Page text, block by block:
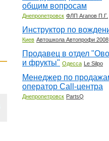
общим вопросам
Днепропетровск ФЛП Агапов П.Г.
Инструктор по
Киев Автошкола Автопрофи 2008
Продавец в отдел
и фрукты" Одесса Le Silpo
Менеджер по
оператор Call-центра
Днепропетровск PartsQ